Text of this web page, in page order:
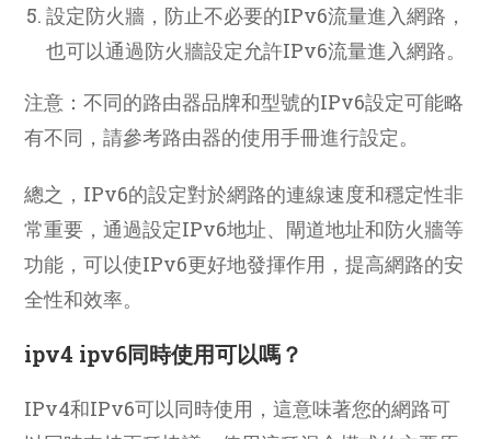
設定防火牆，防止不必要的IPv6流量進入網路，
也可以通過防火牆設定允許IPv6流量進入網路。
注意：不同的路由器品牌和型號的IPv6設定可能略
有不同，請參考路由器的使用手冊進行設定。
總之，IPv6的設定對於網路的連線速度和穩定性非
常重要，通過設定IPv6地址、閘道地址和防火牆等
功能，可以使IPv6更好地發揮作用，提高網路的安
全性和效率。
ipv4 ipv6同時使用可以嗎？
IPv4和IPv6可以同時使用，這意味著您的網路可